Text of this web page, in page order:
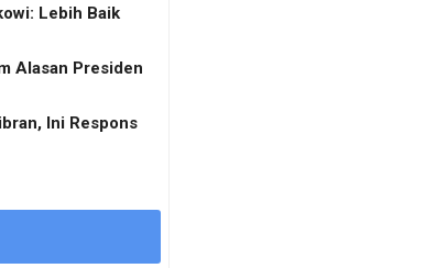
Lebih Baik
Alasan Presiden
Ini Respons